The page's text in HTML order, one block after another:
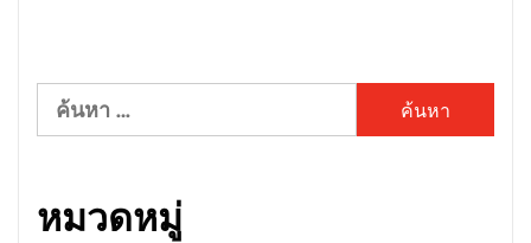
ค้นหา
สำหรับ:
หมวดหมู่